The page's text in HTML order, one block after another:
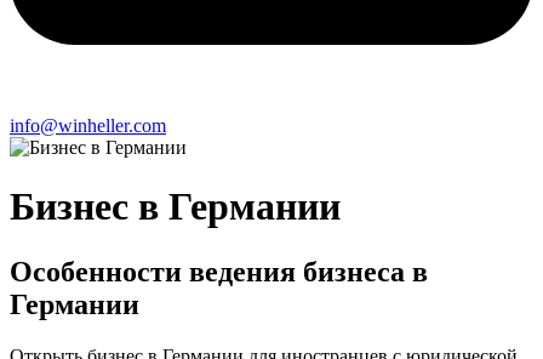
info@winheller.com
Бизнес в Германии
Особенности ведения бизнеса в
Германии